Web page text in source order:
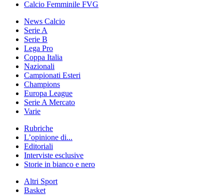
Calcio Femminile FVG
News Calcio
Serie A
Serie B
Lega Pro
Coppa Italia
Nazionali
Campionati Esteri
Champions
Europa League
Serie A Mercato
Varie
Rubriche
L’opinione di...
Editoriali
Interviste esclusive
Storie in bianco e nero
Altri Sport
Basket